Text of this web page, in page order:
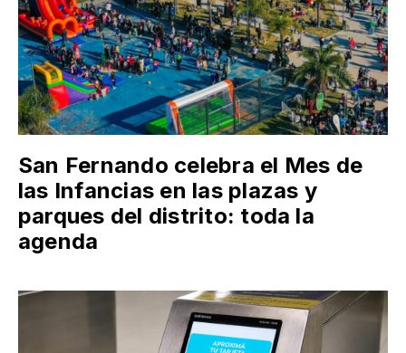
San Fernando celebra el Mes de
las Infancias en las plazas y
parques del distrito: toda la
agenda